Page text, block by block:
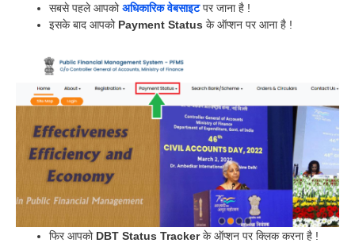
सबसे पहले आपकोअधिकारिक वेबसाइटपर जाना है !
इसके बाद आपको Payment Status के ऑप्शन पर आना है !
फिर आपको DBT Status Trackerके ऑप्शन पर क्लिक करना है !